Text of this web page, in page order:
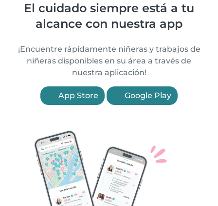
El cuidado siempre está a tu
alcance con nuestra app
¡Encuentre rápidamente niñeras y trabajos de
niñeras disponibles en su área a través de
nuestra aplicación!
App Store Google Play